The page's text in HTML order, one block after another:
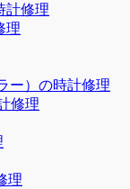
計修理
理
ー）の時計修理
修理
理